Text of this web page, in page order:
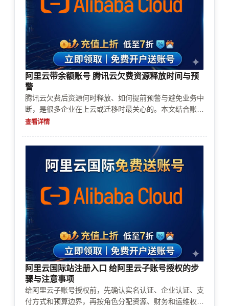
阿里云带余额账号 腾讯云欠费资源释放时间与预
警
腾讯云欠费后资源何时释放、如何提前预警与避免业务中
断，是很多企业在上云或迁移时最关心的。本文结合账号
开通、实名认证/企业认证、充值续费、支付方式、风控
影响范围与成本控制策略，帮助你制定可执行的续费与降
查看详情
阿里云国际站注册入口 给阿里云子账号授权的步
骤与注意事项
给阿里云子账号授权前，先确认实名认证、企业认证、支
付方式和预算边界，再按角色分配资源、财务和运维权